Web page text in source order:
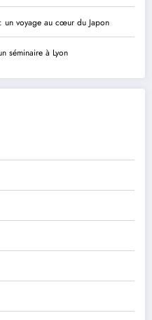
un voyage au cœur du Japon
séminaire à Lyon